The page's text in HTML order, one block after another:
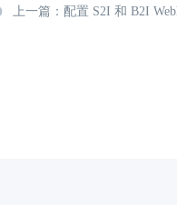
上一篇：配置 S2I 和 B2I